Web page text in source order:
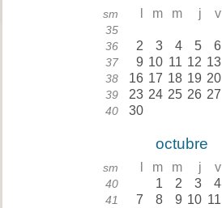
sm m m j v
35
36 2 3 4 5 6
37 9 10 11 12 13
38 16 17 18 19 20
39 23 24 25 26 27
40 30
octubre
sm m m j v
40 1 2 3 4
41 7 8 9 10 11